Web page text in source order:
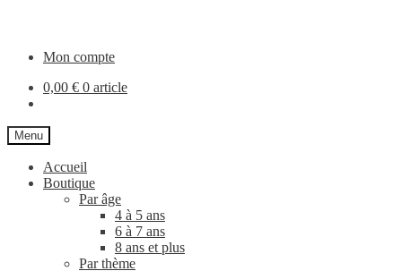
navigationMon compte
0,00 € 0 article
Menu
Accueil
Boutique
Par âge
4 à 5 ans
6 à 7 ans
8 ans et plus
Par thème